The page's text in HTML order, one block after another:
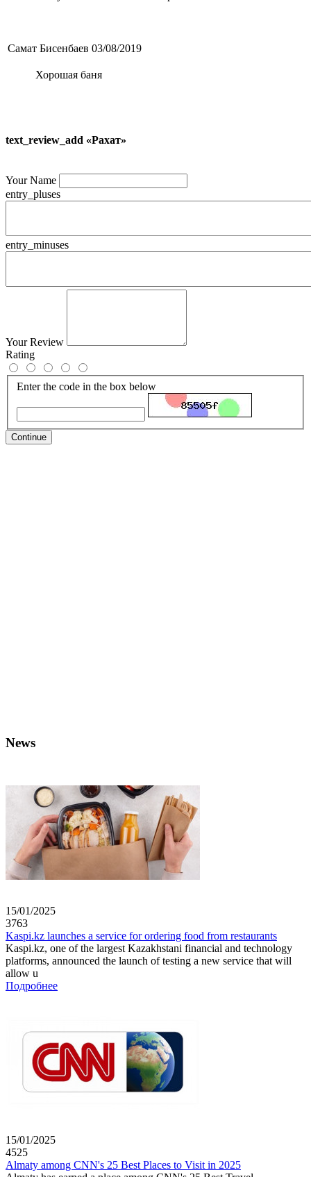
Самат Бисенбаев 03/08/2019
Хорошая баня
text_review_add «Рахат»
Your Name
entry_pluses
entry_minuses
Your Review
Rating
Enter the code in the box below
Continue
News
15/01/2025
3763
Kaspi.kz launches a service for ordering food from restaurants
Kaspi.kz, one of the largest Kazakhstani financial and technology
platforms, announced the launch of testing a new service that will
allow u
Подробнее
15/01/2025
4525
Almaty among CNN's 25 Best Places to Visit in 2025